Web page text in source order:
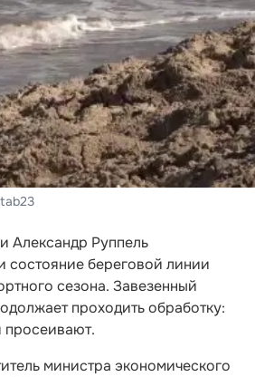
Александр Руппель
состояние береговой линии
сезона. Завезенный
проходить обработку:
министра экономического